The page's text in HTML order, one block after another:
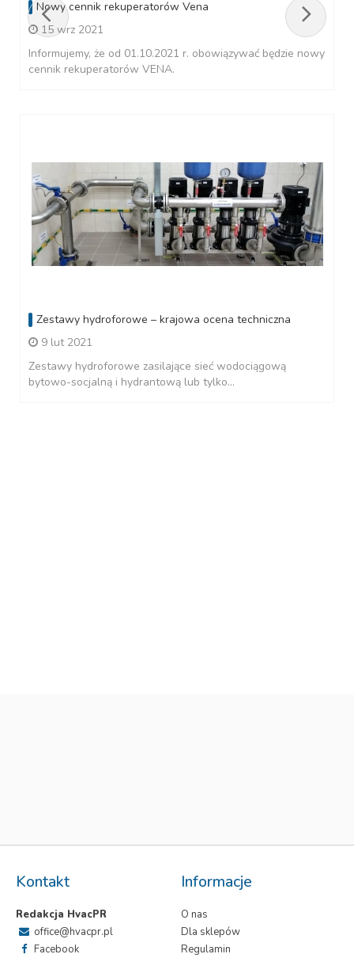
Nowy cennik rekuperatorów Vena
15 wrz 2021
Informujemy, że od 01.10.2021 r. obowiązywać będzie nowy
cennik rekuperatorów VENA.
Zestawy hydroforowe – krajowa ocena techniczna
9 lut 2021
Zestawy hydroforowe zasilające sieć wodociągową
bytowo-socjalną i hydrantową lub tylko...
Kontakt
Redakcja HvacPR
office@hvacpr.pl
Facebook
Informacje
O nas
Dla sklepów
Regulamin